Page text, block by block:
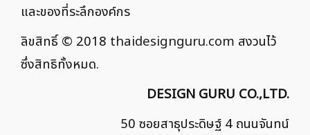
และของที่ระลึกองค์กร
ลิขสิทธิ์ © 2018 thaidesignguru.com สงวนไว้
ซึ่งสิทธิทั้งหมด.
DESIGN GURU CO.,LTD.
50 ซอยสาธุประดิษฐ์ 4 ถนนจันทน์